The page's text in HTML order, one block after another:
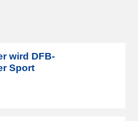
wird DFB-
Sport